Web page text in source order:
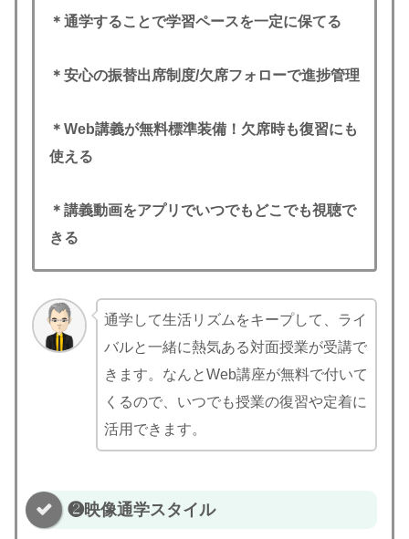
＊通学することで学習ペースを一定に保てる
＊安心の振替出席制度/欠席フォローで進捗管理
＊Web講義が無料標準装備！欠席時も復習にも
使える
＊講義動画をアプリでいつでもどこでも視聴で
きる
通学して生活リズムをキープして、ライ
バルと一緒に熱気ある対面授業が受講で
きます。なんとWeb講座が無料で付いて
くるので、いつでも授業の復習や定着に
活用できます。
❷映像通学スタイル